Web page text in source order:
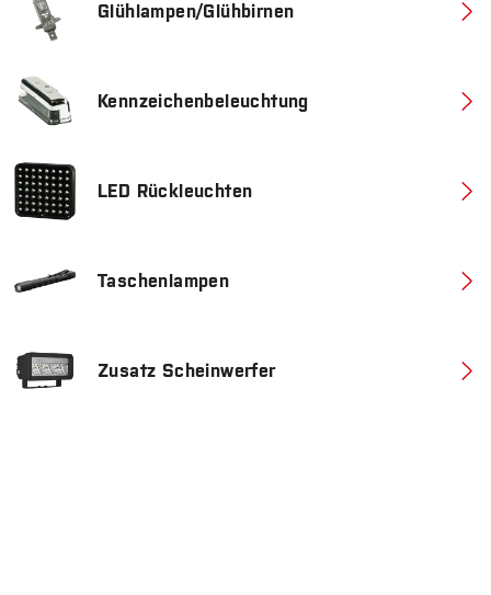
Glühlampen/Glühbirnen
Kennzeichenbeleuchtung
LED Rückleuchten
Taschenlampen
Zusatz Scheinwerfer